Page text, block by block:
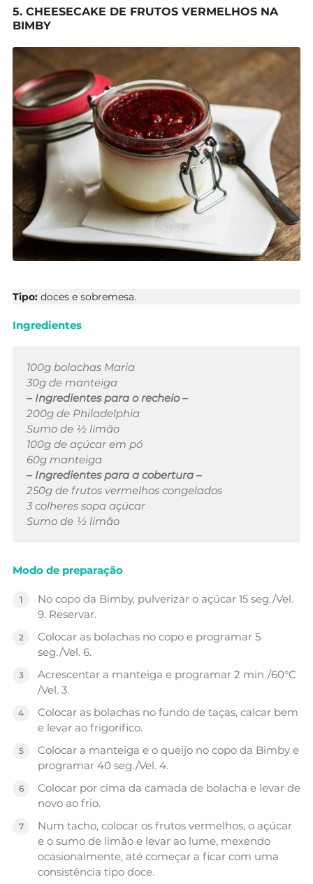
5. CHEESECAKE DE FRUTOS VERMELHOS NA
BIMBY
Tipo: doces e sobremesa.
Ingredientes
100g bolachas Maria
30g de manteiga
– Ingredientes para o recheio –
200g de Philadelphia
Sumo de ½ limão
100g de açúcar em pó
60g manteiga
– Ingredientes para a cobertura –
250g de frutos vermelhos congelados
3 colheres sopa açúcar
Sumo de ½ limão
Modo de preparação
No copo da Bimby, pulverizar o açúcar 15 seg./Vel.
9. Reservar.
Colocar as bolachas no copo e programar 5
seg./Vel. 6.
Acrescentar a manteiga e programar 2 min./60°C
/Vel. 3.
Colocar as bolachas no fundo de taças, calcar bem
e levar ao frigorífico.
Colocar a manteiga e o queijo no copo da Bimby e
programar 40 seg./Vel. 4.
Colocar por cima da camada de bolacha e levar de
novo ao frio.
Num tacho, colocar os frutos vermelhos, o açúcar
e o sumo de limão e levar ao lume, mexendo
ocasionalmente, até começar a ficar com uma
consistência tipo doce.